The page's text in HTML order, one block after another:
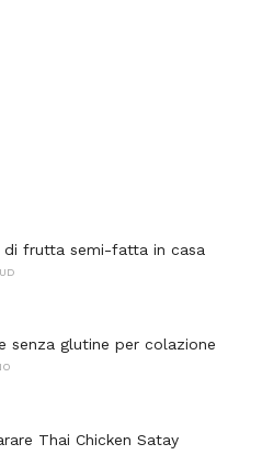
di frutta semi-fatta in casa
senza glutine per colazione
Thai Chicken Satay